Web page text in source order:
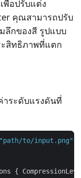
พื่อปรับแต่ง
คุณสามารถปรับ
ลึกของสี รูปแบบ
ะสิทธิภาพที่แตก
าระดับแรงดันที่
"path/to/input.png"
{